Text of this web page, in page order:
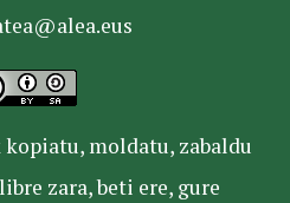
moldatu, zabaldu
zara, beti ere, gure